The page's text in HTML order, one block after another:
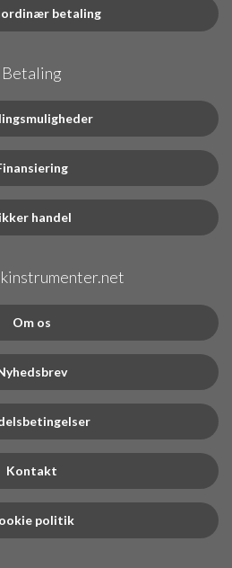
betaling
Betaling
handel
Om os
Kontakt
politik